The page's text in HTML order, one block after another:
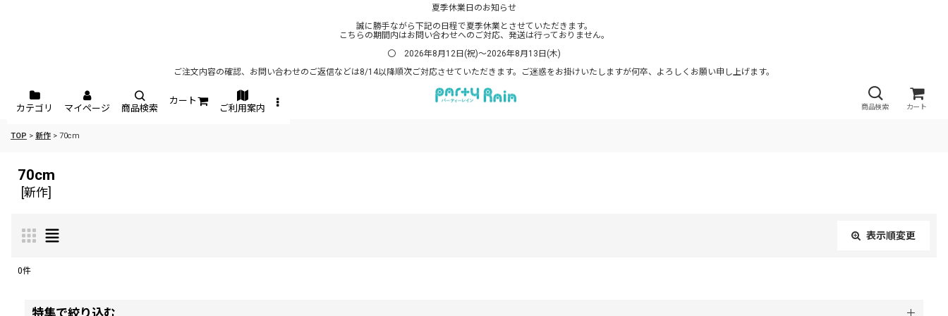
夏季休業日のお知らせ
誠に勝手ながら下記の日程で夏季休業とさせていただきます。
こちらの期間内はお問い合わせへのご対応、発送は行っておりません。
〇 2026年8月12日(祝)～2026年8月13日(木)
ご注文内容の確認、お問い合わせのご返信などは8/14以降順次ご対応させていただきます。ご迷惑をお掛けいたしますが何卒、よろしくお願い申し上げます。
商品検索 カート
カテゴリ マイページ 商品検索
カート
ご利用案内
TOP > 新作 > 70cm
70cm
新作
表示順変更
0件
特集で絞り込む